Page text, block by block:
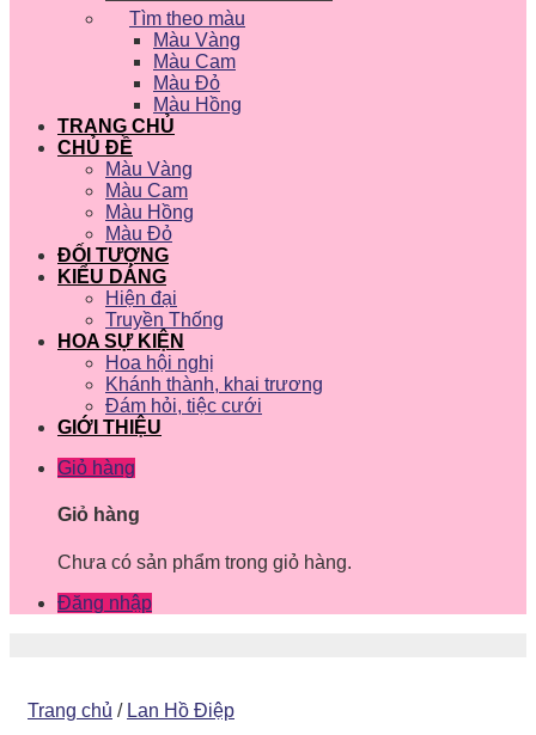
Tìm theo màu
Màu Vàng
Màu Cam
Màu Đỏ
Màu Hồng
TRANG CHỦ
CHỦ ĐỀ
Màu Vàng
Màu Cam
Màu Hồng
Màu Đỏ
ĐỐI TƯỢNG
KIỂU DÁNG
Hiện đại
Truyền Thống
HOA SỰ KIỆN
Hoa hội nghị
Khánh thành, khai trương
Đám hỏi, tiệc cưới
GIỚI THIỆU
Giỏ hàng
Giỏ hàng
Chưa có sản phẩm trong giỏ hàng.
Đăng nhập
Trang chủ / Lan Hồ Điệp